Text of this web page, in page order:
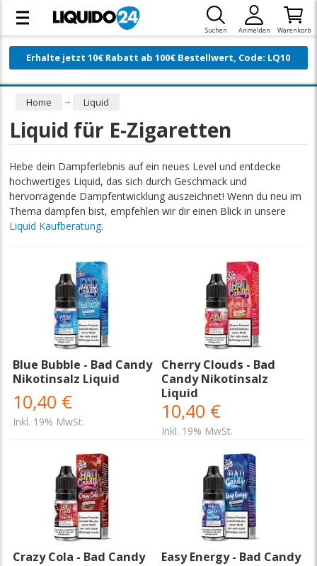
Suchen Anmelden Warenkorb
Erhalte jetzt 10€ Rabatt ab 100€ Bestellwert, Code: LQ10
Home Liquid
Liquid für E-Zigaretten
Hebe dein Dampferlebnis auf ein neues Level und entdecke
hochwertiges Liquid, das sich durch Geschmack und
hervorragende Dampfentwicklung auszeichnet! Wenn du neu im
Thema dampfen bist, empfehlen wir dir einen Blick in unsere
Liquid Kaufberatung.
Blue Bubble - Bad Candy
Nikotinsalz Liquid
10,40 €
Inkl. 19% MwSt.
Cherry Clouds - Bad
Candy Nikotinsalz
Liquid
10,40 €
Inkl. 19% MwSt.
Crazy Cola - Bad Candy
Easy Energy - Bad Candy